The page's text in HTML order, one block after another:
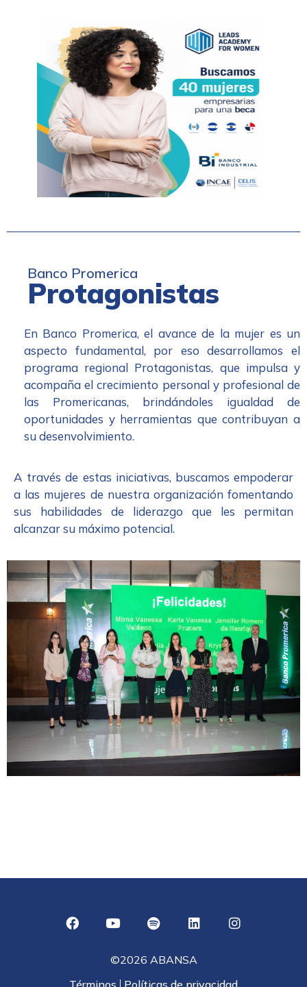
Banco Promerica
Protagonistas
En Banco Promerica, el avance de la mujer es un
aspecto fundamental, por eso desarrollamos el
programa regional Protagonistas, que impulsa y
acompaña el crecimiento personal y profesional de
las Promericanas, brindándoles igualdad de
oportunidades y herramientas que contribuyan a
su desenvolvimiento.
A través de estas iniciativas, buscamos empoderar
a las mujeres de nuestra organización fomentando
sus habilidades de liderazgo que les permitan
alcanzar su máximo potencial.
©2026 ABANSA
Términos
Políticas de privacidad